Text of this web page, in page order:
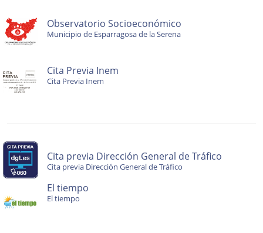
Observatorio Socioeconómico
Municipio de Esparragosa de la Serena
Cita Previa Inem
Cita Previa Inem
Cita previa Dirección General de Tráfico
Cita previa Dirección General de Tráfico
El tiempo
El tiempo